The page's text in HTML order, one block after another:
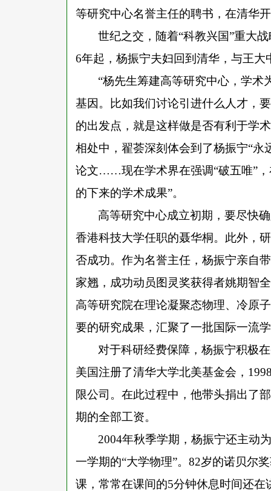
等研究中心名誉主任的聘书，在清华
世纪之交，随着“科教兴国”重大
6年起，杨振宁夫妇回到清华，与王大
“杨先生筹建高等研究中心，学
基因。比如我们讨论引进什么人才，
的出发点，就是这样做是否有利于学
相处中，翟荟深刻体会到了杨振宁“
论文……现在学术界在强调“破五唯”，
的下来的学术成果”。
高等研究中心成立初期，要尽快
香港科技大学任职的聂华桐。此外，
否成功。作为名誉主任，杨振宁亲自
家翘，成功动员图灵奖获得者姚期智
高等研究院在理论凝聚态物理、冷原
要的研究成果，汇聚了一批国际一流
对于科研经费保障，杨振宁积极
美国注册了清华大学北美基金会，
限公司。在此过程中，他带头捐出了
期的全部工资。
2004年秋季学期，杨振宁还主动
一学期的“大学物理”。82岁的诺贝尔
课，常常在课间的5分钟休息时间还